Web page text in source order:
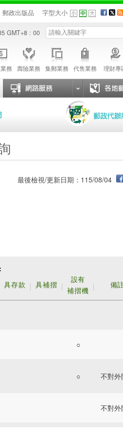
郵政出版品 字型大小
GMT+8 : 00
務 壽險業務 集郵業務 代售業務 理財專
最後檢視/更新日期：115/08/04
具存款 具補摺
設有
補摺機
備註
○
○ 不對外
不對外